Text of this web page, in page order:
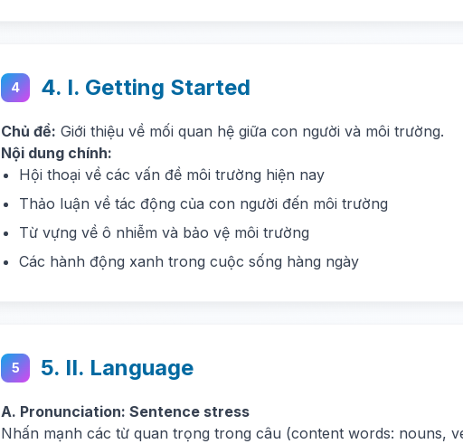
4 4. I. Getting Started
Chủ đề: Giới thiệu về mối quan hệ giữa con người và môi trường.
Nội dung chính:
Hội thoại về các vấn đề môi trường hiện nay
Thảo luận về tác động của con người đến môi trường
Từ vựng về ô nhiễm và bảo vệ môi trường
Các hành động xanh trong cuộc sống hàng ngày
5 5. II. Language
A. Pronunciation: Sentence stress
Nhấn mạnh các từ quan trọng trong câu (content words: nouns,